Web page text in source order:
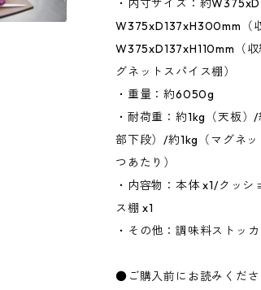
・内寸サイズ：約
W375xD137xH300mm（
W375xD137xH110mm（
グネットスパイス棚）
・重量：約6050g
・耐荷重：約1kg（天板
部下段）/約1kg（マグネ
つあたり）
・内容物：本体 x1/クッ
ス棚 x1
・その他：調味料ストッ
●ご購入前にお読みくださ